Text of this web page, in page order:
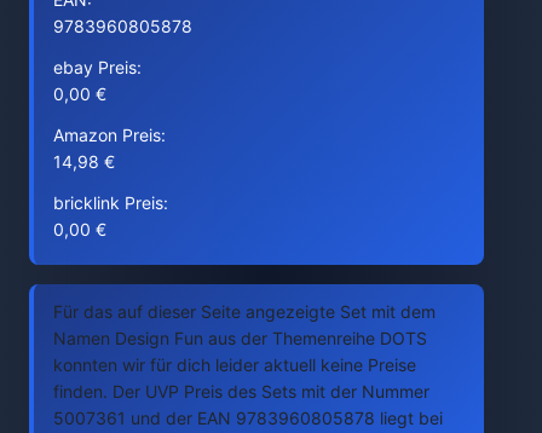
9783960805878
ebay Preis:
0,00 €
Amazon Preis:
14,98 €
bricklink Preis:
0,00 €
Für das auf dieser Seite angezeigte Set mit dem
Namen Design Fun aus der Themenreihe DOTS
konnten wir für dich leider aktuell keine Preise
finden. Der UVP Preis des Sets mit der Nummer
5007361 und der EAN 9783960805878 liegt bei